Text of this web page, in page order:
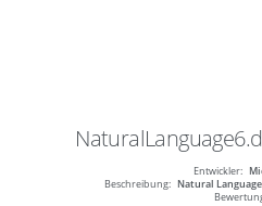
Entwickler:
Beschreibung: Natural